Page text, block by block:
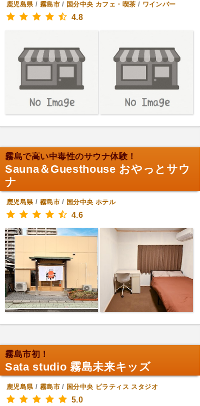
鹿児島県/ 霧島市/ 国分中央 カフェ・喫茶 / ワインバー
4.8
霧島で高い中毒性のサウナ体験！
Sauna＆Guesthouse おやっとサウ
ナ
鹿児島県/ 霧島市/ 国分中央 ホテル
4.6
霧島市初！
Sata studio 霧島未来キッズ
鹿児島県/ 霧島市/ 国分中央 ピラティス スタジオ
5.0